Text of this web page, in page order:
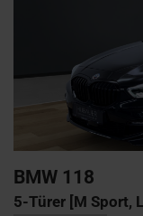
BMW 118
5-Türer [M Sport,